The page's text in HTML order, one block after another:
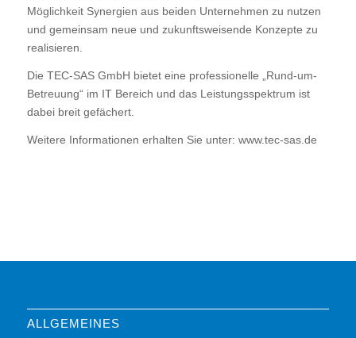
Möglichkeit Synergien aus beiden Unternehmen zu nutzen
und gemeinsam neue und zukunftsweisende Konzepte zu
realisieren.
Die TEC-SAS GmbH bietet eine professionelle „Rund-um-
Betreuung“ im IT Bereich und das Leistungsspektrum ist
dabei breit gefächert.
Weitere Informationen erhalten Sie unter: www.tec-sas.de
ALLGEMEINES